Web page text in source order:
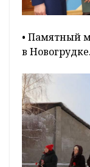
• Памятный
в Новогрудке.